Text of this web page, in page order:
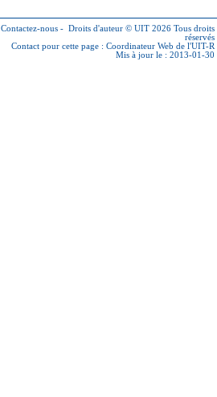
Contactez-nous - Droits d'auteur © UIT 2026 Tous droits
réservés
Contact pour cette page : Coordinateur Web de l'UIT-R
Mis à jour le : 2013-01-30